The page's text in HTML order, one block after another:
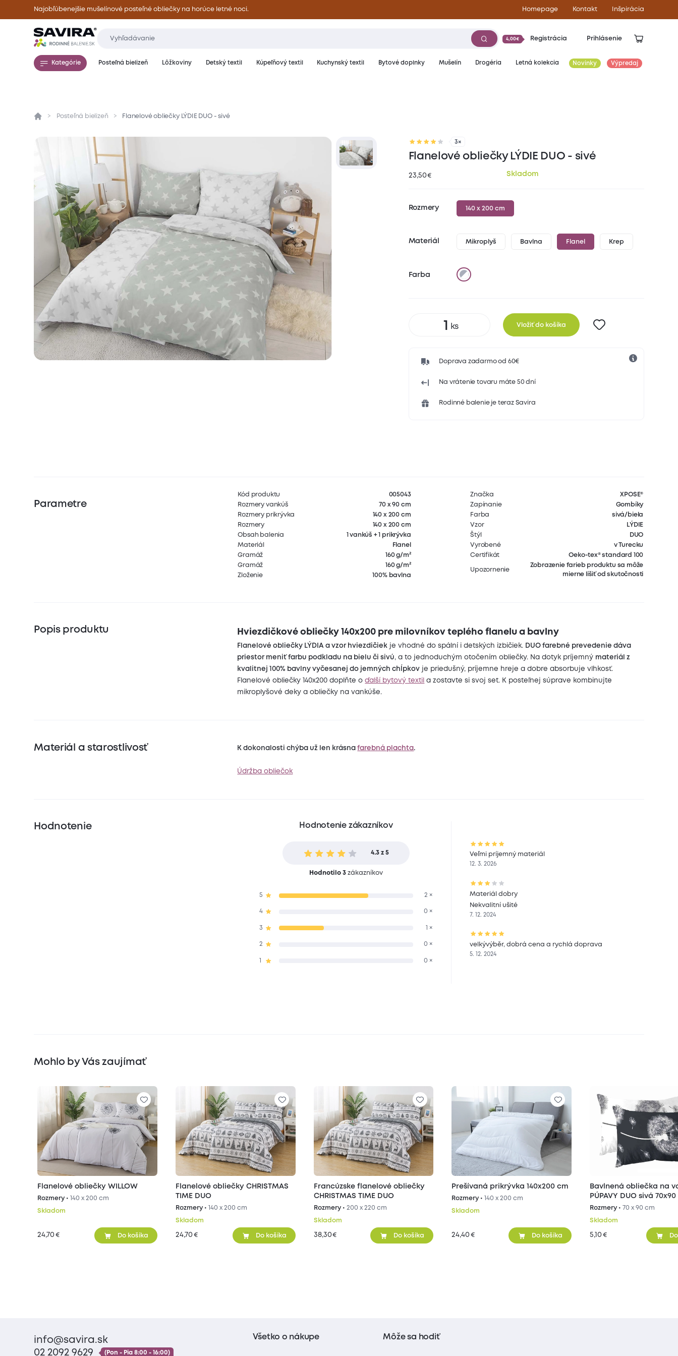
Najobľúbenejšie mušelínové posteľné obliečky na horúce letné noci. Homepage Kontakt Inšpirácia
4,00€ Registrácia Prihlásenie
Kategórie Posteľná bielizeň Lôžkoviny Detský textil Kúpeľňový textil Kuchynský textil Bytové doplnky Mušelín Drogéria Letná kolekcia Novinky Výpredaj
Prehľad Parametre Popis produktu Materiál a starostlivosť
Posteľná bielizeň Flanelové obliečky LÝDIE DUO - sivé
3×
Flanelové obliečky LÝDIE DUO - sivé
23,50 € Skladom
Rozmery 140 x 200 cm
Materiál Mikroplyš Bavlna Flanel Krep
Farba
Vložiť do košíka
Doprava zadarmo od 60€
Na vrátenie tovaru máte 50 dní
Rodinné balenie je teraz Savira
Parametre
Kód produktu
005043
Rozmery vankúš
70 x 90 cm
Rozmery prikrývka
140 x 200 cm
Rozmery
140 x 200 cm
Obsah balenia
1 vankúš + 1 prikrývka
Materiál
Flanel
Gramáž
160 g/m²
Gramáž
160 g/m²
Zloženie
100% bavlna
Značka
XPOSE®
Zapínanie
Gombíky
Farba
sivá/biela
Vzor
LÝDIE
Štýl
DUO
Vyrobené
v Turecku
Certifikát
Oeko-tex® standard 100
Upozornenie
Zobrazenie farieb produktu sa môže
mierne líšiť od skutočnosti
Popis produktu Hviezdičkové obliečky 140x200 pre milovníkov teplého flanelu a bavlny
Flanelové obliečky LÝDIA a vzor hviezdičiek je vhodné do spální i detských izbičiek. DUO farebné prevedenie dáva
priestor meniť farbu podkladu na bielu či sivú, a to jednoduchým otočením obliečky. Na dotyk príjemný materiál z
kvalitnej 100% bavlny vyčesanej do jemných chĺpkov je priedušný, príjemne hreje a dobre absorbuje vlhkosť.
Flanelové obliečky 140x200 doplňte oďalší bytový textil a zostavte si svoj set. K posteľnej súprave kombinujte
mikroplyšové deky a obliečky na vankúše.
Materiál a starostlivosť K dokonalosti chýba už len krásnafarebná plachta.
Údržba obliečok
Hodnotenie Hodnotenie zákazníkov
4.3 z 5
Hodnotilo 3zákazníkov
5 2 ×
4 0 ×
3 1 ×
2 0 ×
0 ×
Veľmi príjemný materiál
12. 3. 2026
Materiál dobry
Nekvalitní ušité
7. 12. 2024
velkývýběr, dobrá cena a rychlá doprava
5. 12. 2024
Mohlo by Vás zaujímať
Flanelové obliečky WILLOW
Rozmery • 140 x 200 cm
Skladom
24,70 € Do košíka
Flanelové obliečky CHRISTMAS
TIME DUO
Rozmery • 140 x 200 cm
Skladom
24,70 € Do košíka
Francúzske flanelové obliečky
CHRISTMAS TIME DUO
Rozmery • 200 x 220 cm
Skladom
38,30 € Do košíka
Prešívaná prikrývka 140x200 cm
Rozmery • 140 x 200 cm
Skladom
24,40 € Do košíka
Bavlnená obliečka na
PÚPAVY DUO sivá
Rozmery • 70 x 90 cm
Skladom
5,10 €
info@savira.sk
02 2092 9629
(Pon - Pia 8:00 - 16:00)
Všetko o nákupe Môže sa hodiť